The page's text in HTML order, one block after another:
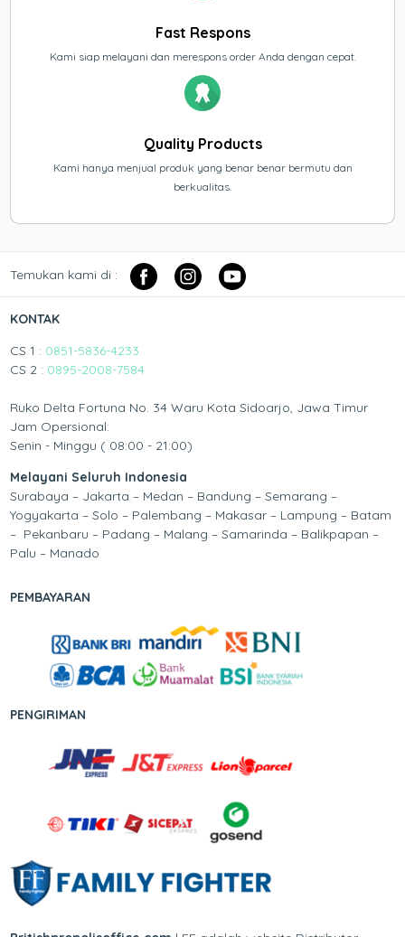
Fast Respons
Kami siap melayani dan merespons order Anda dengan cepat.
Quality Products
Kami hanya menjual produk yang benar benar bermutu dan
berkualitas.
Temukan kami di :
KONTAK
CS 1 : 0851-5836-4233
CS 2 : 0895-2008-7584
Ruko Delta Fortuna No. 34 Waru Kota Sidoarjo, Jawa Timur
Jam Opersional:
Senin - Minggu ( 08:00 - 21:00)
Melayani Seluruh Indonesia
Surabaya – Jakarta – Medan – Bandung – Semarang –
Yogyakarta – Solo – Palembang – Makasar – Lampung – Batam
– Pekanbaru – Padang – Malang – Samarinda – Balikpapan –
Palu – Manado
PEMBAYARAN
PENGIRIMAN